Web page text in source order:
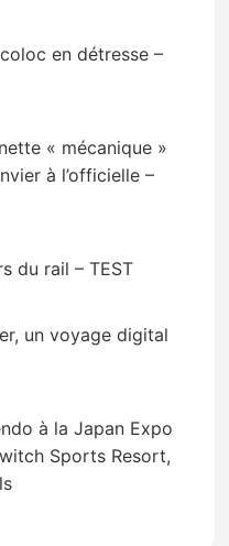
en détresse –
« mécanique »
à l’officielle –
du rail – TEST
un voyage digital
à la Japan Expo
Sports Resort,